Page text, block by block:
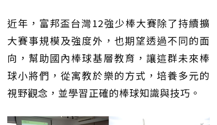
近年，富邦盃台灣12強少棒大賽除了持續擴
大賽事規模及強度外，也期望透過不同的面
向，幫助國內棒球基層教育，讓這群未來棒
球小將們，從寓教於樂的方式，培養多元的
視野觀念，並學習正確的棒球知識與技巧。